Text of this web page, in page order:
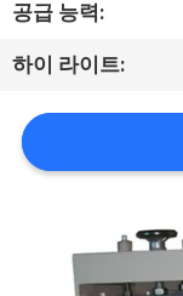
행
품
질
공급 능력:
하이 라이트: